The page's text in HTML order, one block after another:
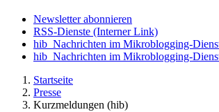
Newsletter abonnieren
RSS-Dienste (Interner Link)
hib_Nachrichten im Mikroblogging-
hib_Nachrichten im Mikroblogging-
Startseite
Presse
Kurzmeldungen (hib)